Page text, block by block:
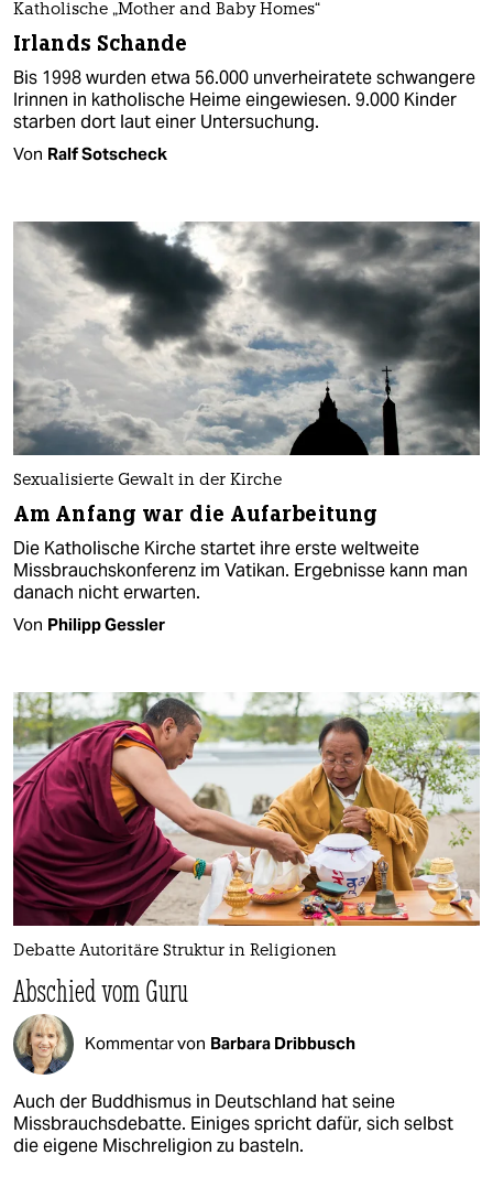
Katholische „Mother and Baby Homes“
Irlands Schande
Bis 1998 wurden etwa 56.000 unverheiratete schwangere
Irinnen in katholische Heime eingewiesen. 9.000 Kinder
starben dort laut einer Untersuchung.
Von Ralf Sotscheck
Sexualisierte Gewalt in der Kirche
Am Anfang war die Aufarbeitung
Die Katholische Kirche startet ihre erste weltweite
Missbrauchskonferenz im Vatikan. Ergebnisse kann man
danach nicht erwarten.
Von Philipp Gessler
Debatte Autoritäre Struktur in Religionen
Abschied vom Guru
Kommentar von Barbara Dribbusch
Auch der Buddhismus in Deutschland hat seine
Missbrauchsdebatte. Einiges spricht dafür, sich selbst
die eigene Mischreligion zu basteln.